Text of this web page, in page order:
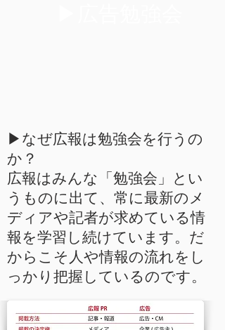
▶︎なぜ広報は勉強会を行うの
か？
広報はみんな「勉強会」とい
うものに出て、常に最新のメ
ディアや記者が求めている情
報を学習し続けています。だ
からこそ人や情報の流れをし
っかり把握しているのです。